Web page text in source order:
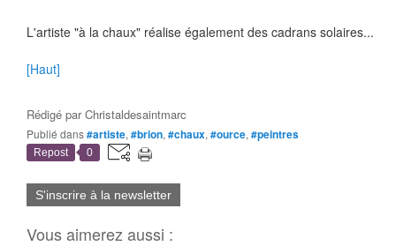
L'artiste "à la chaux" réalise également des cadrans solaires...
[Haut]
Rédigé parChristaldesaintmarc
Publié dans#artiste, #brion, #chaux, #ource, #peintres
Repost 0
S'inscrire à la newsletter
Vous aimerez aussi :